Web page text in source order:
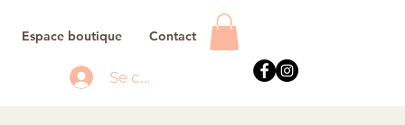
Espace boutique Contact
Se connecter